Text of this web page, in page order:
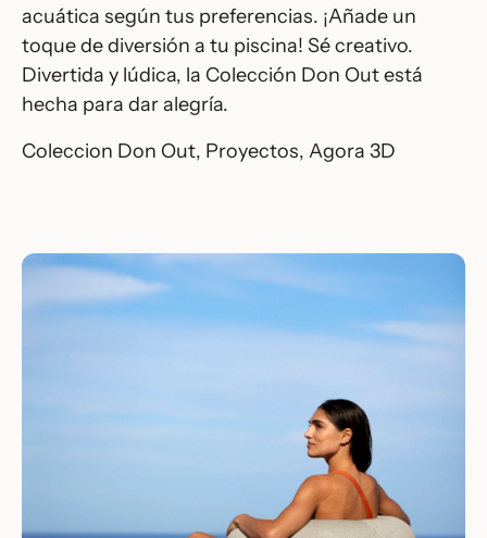
acuática según tus preferencias. ¡Añade un
toque de diversión a tu piscina! Sé creativo.
Divertida y lúdica, la Colección Don Out está
hecha para dar alegría.
Coleccion Don Out, Proyectos, Agora 3D